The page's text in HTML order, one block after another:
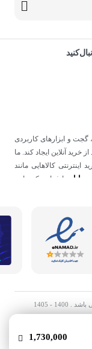
1,730,000
گجت و ابزارهای کاربردی
آنلاین ایجاد کند. ما
کالاهایی مانند
را فراهم کرده‌ایم.
تجربه‌ای است که
- 1405